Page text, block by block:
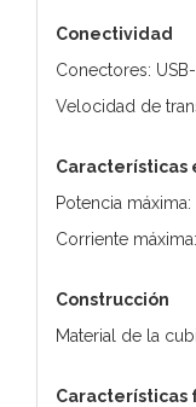
Conectividad
Conectores:
Velocidad de
Características
Potencia
Corriente
Construcción
Material de la
Características